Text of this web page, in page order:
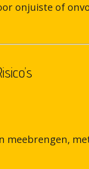
onjuiste of
meebrengen,